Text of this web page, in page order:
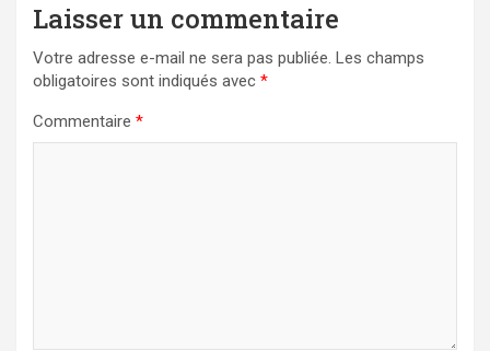
Laisser un commentaire
Votre adresse e-mail ne sera pas publiée. Les champs
obligatoires sont indiqués avec *
Commentaire *